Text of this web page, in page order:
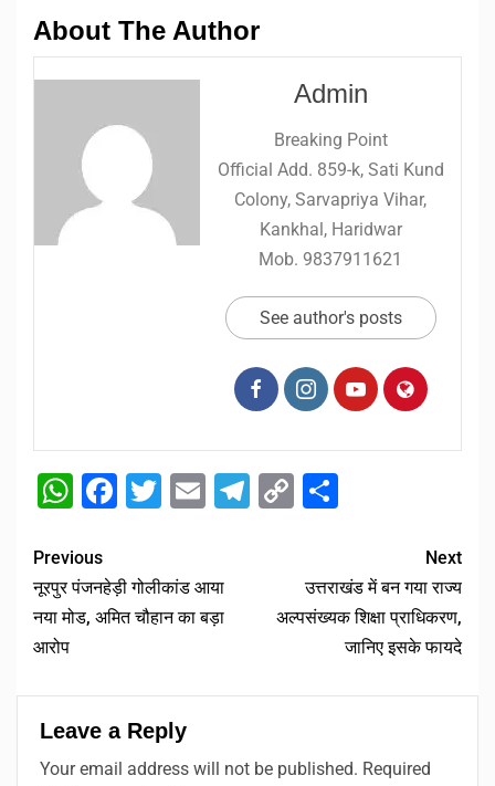
About The Author
Admin
Breaking Point
Official Add. 859-k, Sati Kund
Colony, Sarvapriya Vihar,
Kankhal, Haridwar
Mob. 9837911621
See author's posts
WhatsApp
Facebook
Twitter
EmailTelegram
Copy
Previous
नूरपुर पंजनहेड़ी गोलीकांड आया
नया मोड, अमित चौहान का बड़ा
आरोप
Next
उत्तराखंड में बन गया राज्य
अल्पसंख्यक शिक्षा प्राधिकरण,
जानिए इसके फायदे
Leave a Reply
Your email address will not be published. Required